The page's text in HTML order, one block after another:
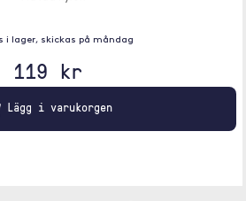
i lager, skickas på måndag
119 kr
Lägg i varukorgen